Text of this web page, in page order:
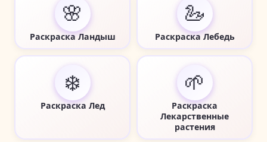
🌸
Раскраска Ландыш
🦢
Раскраска Лебедь
❄️
Раскраска Лед
🌱
Раскраска
Лекарственные
растения